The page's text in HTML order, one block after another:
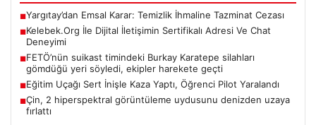
■Yargıtay’dan Emsal Karar: Temizlik İhmaline Tazminat Cezası
■Kelebek.Org İle Dijital İletişimin Sertifikalı Adresi Ve Chat
Deneyimi
■FETÖ’nün suikast timindeki Burkay Karatepe silahları
gömdüğü yeri söyledi, ekipler harekete geçti
■Eğitim Uçağı Sert İnişle Kaza Yaptı, Öğrenci Pilot Yaralandı
■Çin, 2 hiperspektral görüntüleme uydusunu denizden uzaya
fırlattı